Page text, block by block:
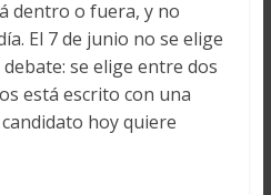
dentro o fuera, y no
El 7 de junio no se elige
se elige entre dos
está escrito con una
hoy quiere